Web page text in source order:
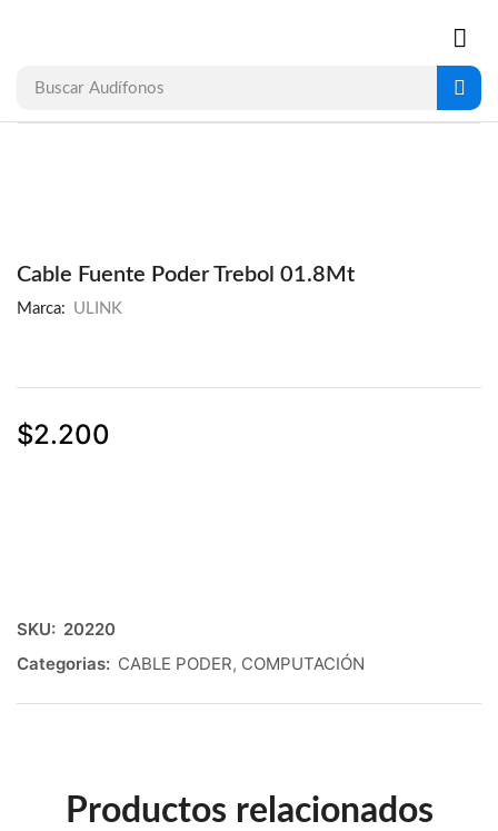
Buscar Audífonos
Cable Fuente Poder Trebol 01.8Mt
Marca: ULINK
$2.200
SKU: 20220
Categorias: CABLE PODER, COMPUTACIÓN
Productos relacionados